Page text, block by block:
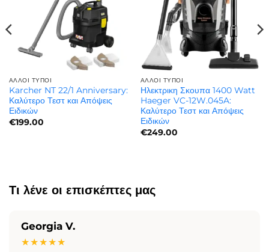
ΆΛΛΟΙ ΤΎΠΟΙ
Karcher NT 22/1 Anniversary:
Καλύτερο Τεστ και Απόψεις
Ειδικών
€199.00
ΆΛΛΟΙ ΤΎΠΟΙ
Ηλεκτρικη Σκουπα 1400 Watt
Haeger VC-12W.045A:
Καλύτερο Τεστ και Απόψεις
Ειδικών
€249.00
Τι λένε οι επισκέπτες μας
Georgia V.
★★★★★